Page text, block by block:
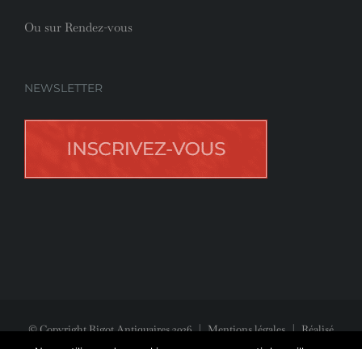
Ou sur Rendez-vous
NEWSLETTER
© Copyright Rigot Antiquaires2026|Mentions légales| Réalisé